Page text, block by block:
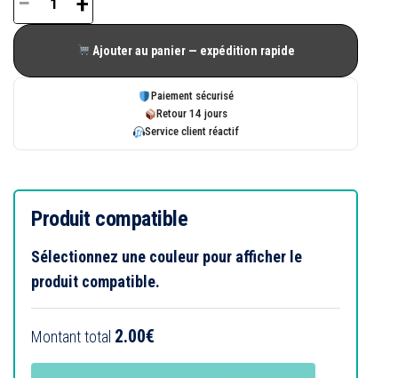
quantité
de
Cache
Titan
Siegenia
Ajouter au panier — expédition rapide
Paiement sécurisé
Retour 14 jours
Service client réactif
Produit compatible
Sélectionnez une couleur pour afficher le
produit compatible.
Montant total 2.00€